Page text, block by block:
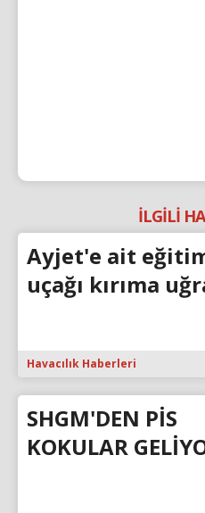
İLGİLİ
Ayjet'e ait
uçağı kırıma
Havacılık Haberleri
SHGM'DEN PİS
KOKULAR